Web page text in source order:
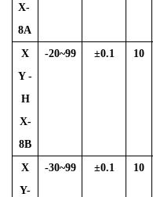
X-
8A
X
Y -
H
X-
8B
-20~99 ±0.1 10
X
Y-
-30~99 ±0.1 10